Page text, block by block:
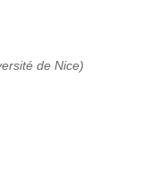
de Nice)